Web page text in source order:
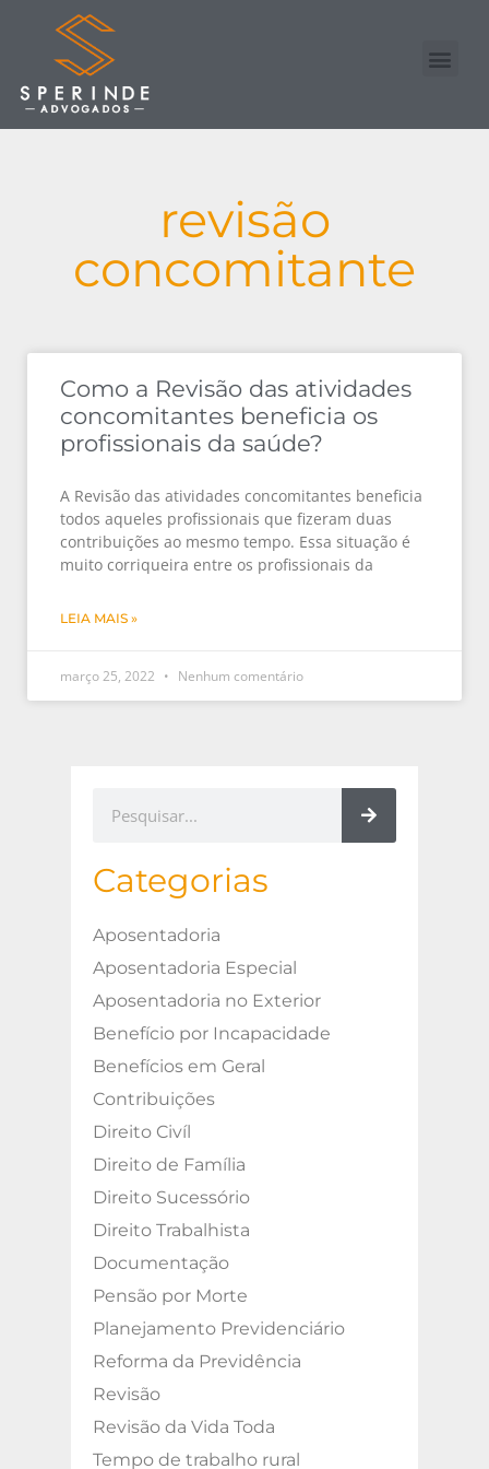
revisão
concomitante
Como a Revisão das atividades
concomitantes beneficia os
profissionais da saúde?
A Revisão das atividades concomitantes beneficia
todos aqueles profissionais que fizeram duas
contribuições ao mesmo tempo. Essa situação é
muito corriqueira entre os profissionais da
LEIA MAIS »
março 25, 2022 Nenhum comentário
Categorias
Aposentadoria
Aposentadoria Especial
Aposentadoria no Exterior
Benefício por Incapacidade
Benefícios em Geral
Contribuições
Direito Civíl
Direito de Família
Direito Sucessório
Direito Trabalhista
Documentação
Pensão por Morte
Planejamento Previdenciário
Reforma da Previdência
Revisão
Revisão da Vida Toda
Tempo de trabalho rural